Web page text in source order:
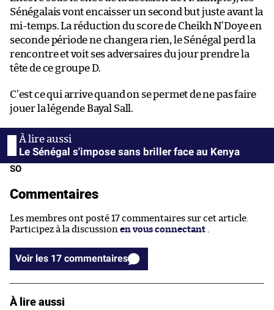
Sénégalais vont encaisser un second but juste avant la
mi-temps. La réduction du score de Cheikh N’Doye en
seconde période ne changera rien, le Sénégal perd la
rencontre et voit ses adversaires du jour prendre la
tête de ce groupe D.
C’est ce qui arrive quand on se permet de ne pas faire
jouer la légende Bayal Sall.
Le Sénégal s'impose sans briller face au Kenya
SO
Commentaires
Les membres ont posté 17 commentaires sur cet article.
Participez à la discussion en vous connectant
Voir les 17 commentaires
À lire aussi